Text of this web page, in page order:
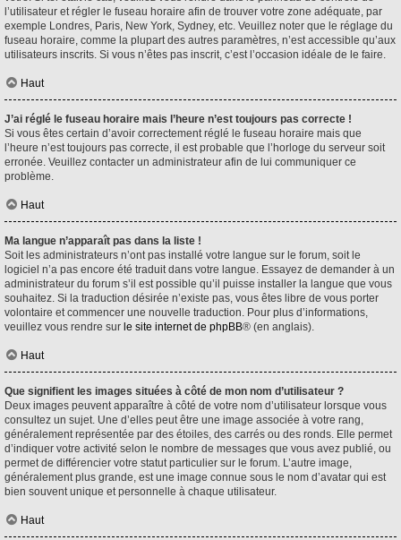
l’utilisateur et régler le fuseau horaire afin de trouver votre zone adéquate, par
exemple Londres, Paris, New York, Sydney, etc. Veuillez noter que le réglage du
fuseau horaire, comme la plupart des autres paramètres, n’est accessible qu’aux
utilisateurs inscrits. Si vous n’êtes pas inscrit, c’est l’occasion idéale de le faire.
Haut
J’ai réglé le fuseau horaire mais l’heure n’est toujours pas correcte !
Si vous êtes certain d’avoir correctement réglé le fuseau horaire mais que
l’heure n’est toujours pas correcte, il est probable que l’horloge du serveur soit
erronée. Veuillez contacter un administrateur afin de lui communiquer ce
problème.
Haut
Ma langue n’apparaît pas dans la liste !
Soit les administrateurs n’ont pas installé votre langue sur le forum, soit le
logiciel n’a pas encore été traduit dans votre langue. Essayez de demander à un
administrateur du forum s’il est possible qu’il puisse installer la langue que vous
souhaitez. Si la traduction désirée n’existe pas, vous êtes libre de vous porter
volontaire et commencer une nouvelle traduction. Pour plus d’informations,
veuillez vous rendre sur le site internet de phpBB® (en anglais).
Haut
Que signifient les images situées à côté de mon nom d’utilisateur ?
Deux images peuvent apparaître à côté de votre nom d’utilisateur lorsque vous
consultez un sujet. Une d’elles peut être une image associée à votre rang,
généralement représentée par des étoiles, des carrés ou des ronds. Elle permet
d’indiquer votre activité selon le nombre de messages que vous avez publié, ou
permet de différencier votre statut particulier sur le forum. L’autre image,
généralement plus grande, est une image connue sous le nom d’avatar qui est
bien souvent unique et personnelle à chaque utilisateur.
Haut